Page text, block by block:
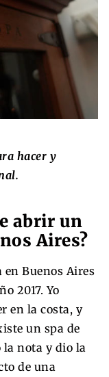
hacer y
abrir un
Aires?
en Buenos Aires
2017. Yo
en la costa, y
un spa de
la nota y dio la
de una